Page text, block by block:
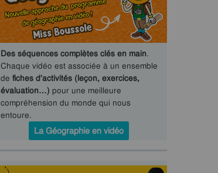
Des séquences complètes clés en main.
Chaque vidéo est associée à un ensemble
de fiches d'activités (leçon, exercices,
évaluation…) pour une meilleure
compréhension du monde qui nous
entoure.
La Géographie en vidéo